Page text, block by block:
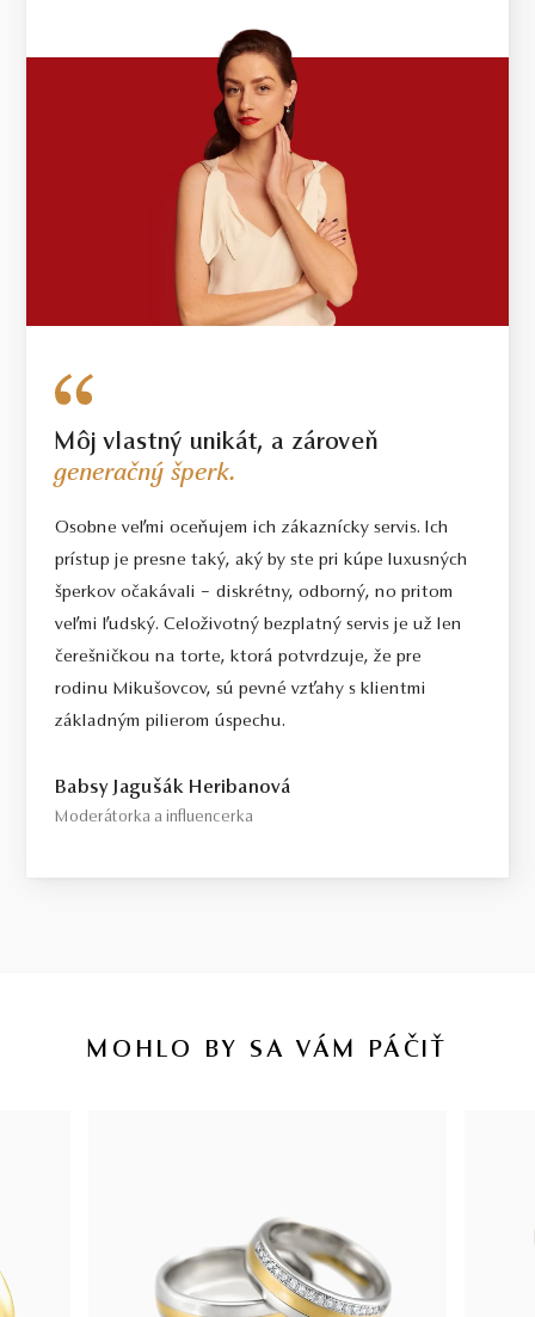
Môj vlastný unikát, a zároveň
generačný šperk.
Osobne veľmi oceňujem ich zákaznícky servis. Ich
prístup je presne taký, aký by ste pri kúpe luxusných
šperkov očakávali – diskrétny, odborný, no pritom
veľmi ľudský. Celoživotný bezplatný servis je už len
čerešničkou na torte, ktorá potvrdzuje, že pre
rodinu Mikušovcov, sú pevné vzťahy s klientmi
základným pilierom úspechu.
Babsy Jagušák Heribanová
Moderátorka a influencerka
MOHLO BY SA VÁM PÁČIŤ